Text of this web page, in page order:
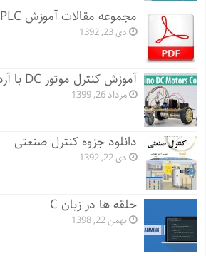
مجموعه مقالات آموزش PLC
دی 23, 1392
آموزش کنترل موتور DC با آردوینو
مرداد 26, 1399
دانلود جزوه کنترل صنعتی
دی 22, 1392
حلقه ها در زبان C
بهمن 22, 1398